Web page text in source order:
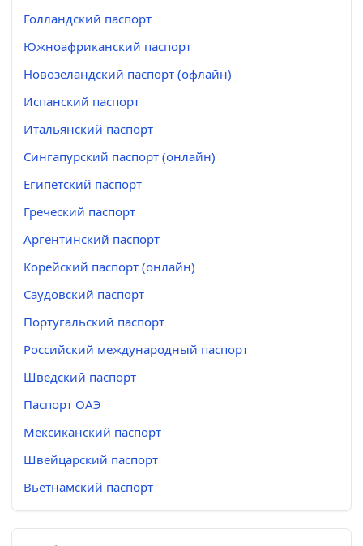
Голландский паспорт
Южноафриканский паспорт
Новозеландский паспорт (офлайн)
Испанский паспорт
Итальянский паспорт
Сингапурский паспорт (онлайн)
Египетский паспорт
Греческий паспорт
Аргентинский паспорт
Корейский паспорт (онлайн)
Саудовский паспорт
Португальский паспорт
Российский международный паспорт
Шведский паспорт
Паспорт ОАЭ
Мексиканский паспорт
Швейцарский паспорт
Вьетнамский паспорт